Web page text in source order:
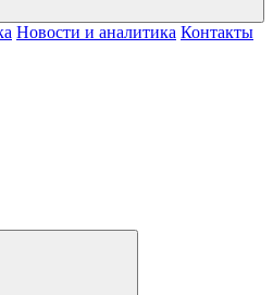
Новости и аналитика Контакты